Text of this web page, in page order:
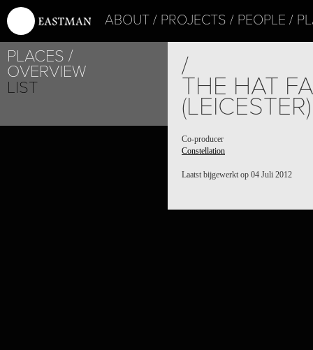
ABOUT PROJECTS PEOPLE
PLACES
OVERVIEW
LIST
/
THE HAT
(LEICESTER)
Co-producer
Constellation
Laatst bijgewerkt op 04 Juli 2012